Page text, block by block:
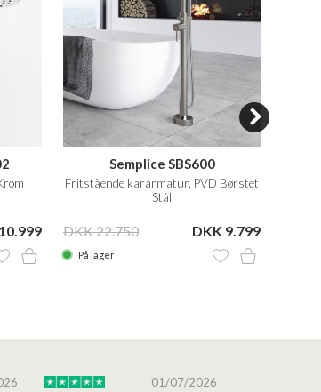
Semplice SBS600
Fritstående kararmatur, PVD Børstet
Stål
DKK 22.750 DKK 9.799
På lager
01/07/2026